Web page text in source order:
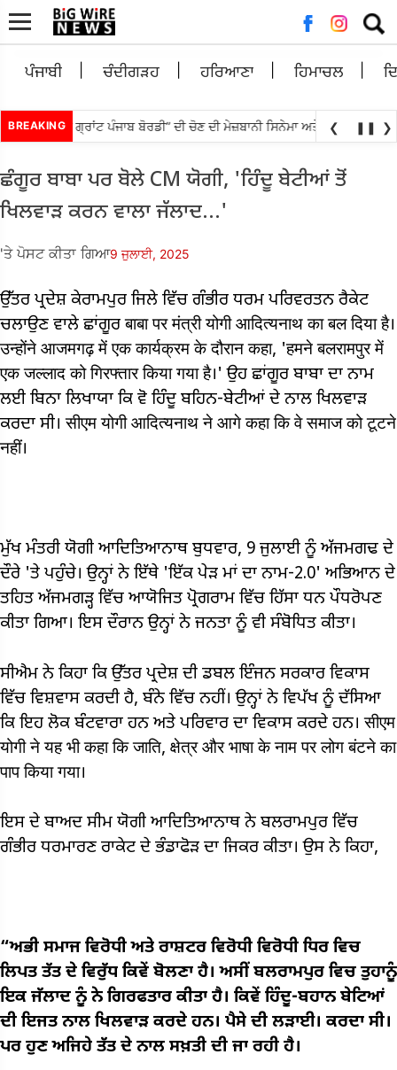
ਲਈ
ਖੋਜ:
ਪੰਜਾਬੀ ਚੰਦੀਗੜਹ ਹਰਿਆਣਾ ਹਿਮਾਚਲ
BREAKING
ਫੁੱਲ “ਦੀ ਗ੍ਰਾਂਟ ਪੰਜਾਬ ਬੋਰਡੀ” ਦੀ ਚੋਣ ਦੀ ਮੇਜ਼ਬਾਨੀ ਸਿਨੇਮਾ ਅਤੇ ਸੈਰ-ਸਪਾਟੇ ਨੂੰ
❮ ❚❚ ❯
ਛੰਗੂਰ ਬਾਬਾ ਪਰ ਬੋਲੇ ​​CM ਯੋਗੀ, 'ਹਿੰਦੂ ਬੇਟੀਆਂ ਤੋਂ
ਖਿਲਵਾੜ ਕਰਨ ਵਾਲਾ ਜੱਲਾਦ...'
'ਤੇ ਪੋਸਟ ਕੀਤਾ ਗਿਆ9 ਜੁਲਾਈ, 2025
ਉੱਤਰ ਪ੍ਰਦੇਸ਼ ਕੇਰਾਮਪੁਰ ਜਿਲੇ ਵਿੱਚ ਗੰਭੀਰ ਧਰਮ ਪਰਿਵਰਤਨ ਰੈਕੇਟ
ਚਲਾਉਣ ਵਾਲੇ ਛਾਂਗੂਰ बाबा पर मंत्री योगी आदित्यनाथ का बल दिया है।
उन्होंने आजमगढ़ में एक कार्यक्रम के दौरान कहा, 'हमने बलरामपुर में
एक जल्लाद को गिरफ्तार किया गया है।' ਉਹ ਛਾਂਗੂਰ ਬਾਬਾ ਦਾ ਨਾਮ
ਲਈ ਬਿਨਾ ਲਿਖਾਯਾ ਕਿ ਵੋ ਹਿੰਦੂ ਬਹਿਨ-ਬੇਟੀਆਂ ਦੇ ਨਾਲ ਖਿਲਵਾੜ
ਕਰਦਾ ਸੀ। सीएम योगी आदित्यनाथ ने आगे कहा कि वे समाज को टूटने
नहीं।
ਮੁੱਖ ਮੰਤਰੀ ਯੋਗੀ ਆਦਿਤਿਆਨਾਥ ਬੁਧਵਾਰ, 9 ਜੁਲਾਈ ਨੂੰ ਅੱਜਮਗਢ ਦੇ
ਦੌਰੇ 'ਤੇ ਪਹੁੰਚੇ। ਉਨ੍ਹਾਂ ਨੇ ਇੱਥੇ 'ਇੱਕ ਪੇੜ ਮਾਂ ਦਾ ਨਾਮ-2.0' ਅਭਿਆਨ ਦੇ
ਤਹਿਤ ਅੱਜਮਗੜ੍ਹ ਵਿੱਚ ਆਯੋਜਿਤ ਪ੍ਰੋਗਰਾਮ ਵਿੱਚ ਹਿੱਸਾ ਧਨ ਪੌਧਰੋਪਣ
ਕੀਤਾ ਗਿਆ। ਇਸ ਦੌਰਾਨ ਉਨ੍ਹਾਂ ਨੇ ਜਨਤਾ ਨੂੰ ਵੀ ਸੰਬੋਧਿਤ ਕੀਤਾ।
ਸੀਐਮ ਨੇ ਕਿਹਾ ਕਿ ਉੱਤਰ ਪ੍ਰਦੇਸ਼ ਦੀ ਡਬਲ ਇੰਜਨ ਸਰਕਾਰ ਵਿਕਾਸ
ਵਿੱਚ ਵਿਸ਼ਵਾਸ ਕਰਦੀ ਹੈ, ਬੰਨੇ ਵਿੱਚ ਨਹੀਂ। ਉਨ੍ਹਾਂ ਨੇ ਵਿਪੱਖ ਨੂੰ ਦੱਸਿਆ
ਕਿ ਇਹ ਲੋਕ ਬੰਟਵਾਰਾ ਹਨ ਅਤੇ ਪਰਿਵਾਰ ਦਾ ਵਿਕਾਸ ਕਰਦੇ ਹਨ। सीएम
योगी ने यह भी कहा कि जाति, क्षेत्र और भाषा के नाम पर लोग बंटने का
पाप किया गया।
ਇਸ ਦੇ ਬਾਅਦ ਸੀਮ ਯੋਗੀ ਆਦਿਤਿਆਨਾਥ ਨੇ ਬਲਰਾਮਪੁਰ ਵਿੱਚ
ਗੰਭੀਰ ਧਰਮਾਰਣ ਰਾਕੇਟ ਦੇ ਭੰਡਾਫੋੜ ਦਾ ਜਿਕਰ ਕੀਤਾ। ਉਸ ਨੇ ਕਿਹਾ,
“ਅਭੀ ਸਮਾਜ ਵਿਰੋਧੀ ਅਤੇ ਰਾਸ਼ਟਰ ਵਿਰੋਧੀ ਵਿਰੋਧੀ ਧਿਰ ਵਿਚ
ਲਿਪਤ ਤੱਤ ਦੇ ਵਿਰੁੱਧ ਕਿਵੇਂ ਬੋਲਣਾ ਹੈ। ਅਸੀਂ ਬਲਰਾਮਪੁਰ ਵਿਚ ਤੁਹਾਨੂੰ
ਇਕ ਜੱਲਾਦ ਨੂੰ ਨੇ ਗਿਰਫਤਾਰ ਕੀਤਾ ਹੈ। ਕਿਵੇਂ ਹਿੰਦੂ-ਬਹਾਨ ਬੇਟਿਆਂ
ਦੀ ਇਜਤ ਨਾਲ ਖਿਲਵਾੜ ਕਰਦੇ ਹਨ। ਪੈਸੇ ਦੀ ਲੜਾਈ। ਕਰਦਾ ਸੀ।
ਪਰ ਹੁਣ ਅਜਿਹੇ ਤੱਤ ਦੇ ਨਾਲ ਸਖ਼ਤੀ ਦੀ ਜਾ ਰਹੀ ਹੈ।